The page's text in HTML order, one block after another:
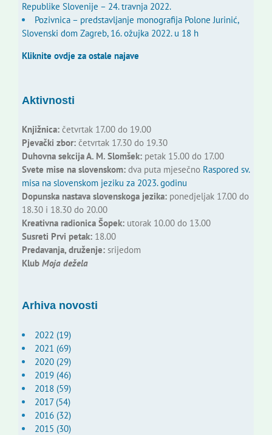
Republike Slovenije – 24. travnja 2022.
Pozivnica – predstavljanje monografija Polone Jurinić,
Slovenski dom Zagreb, 16. ožujka 2022. u 18 h
Kliknite ovdje za ostale najave
Aktivnosti
Knjižnica:četvrtak 17.00 do 19.00
Pjevački zbor:četvrtak 17.30 do 19.30
Duhovna sekcija A. M. Slomšek:petak 15.00 do 17.00
Svete mise na slovenskom:dva puta mjesečno Raspored sv.
misa na slovenskom jeziku za 2023. godinu
Dopunska nastava slovenskoga jezika:ponedjeljak 17.00 do
18.30 i 18.30 do 20.00
Kreativna radionica Šopek:utorak 10.00 do 13.00
Susreti Prvi petak:18.00
Predavanja, druženje:srijedom
Klub Moja dežela
Arhiva novosti
2022 (19)
2021 (69)
2020 (29)
2019 (46)
2018 (59)
2017 (54)
2016 (32)
2015 (30)